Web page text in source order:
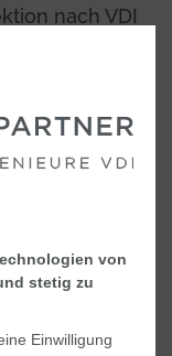
nach VDI
zur
Überblick
der RLT-
von
stetig zu
Einwilligung